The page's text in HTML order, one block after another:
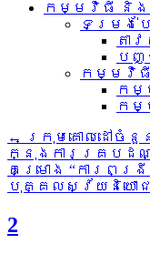
កម្មវិធី និ
ទម្រង់ប
តា
បញ្
កម្មវិធី
ក
ក
←
ក្រុមគោលដៅចំនួ
ក្នុងការគ្របដណ្
គម្រោង “ការព
បុគ្គលស្វ័យនិយោជ
2